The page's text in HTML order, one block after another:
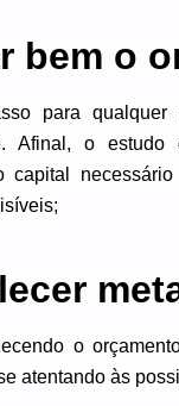
bem o
para
Afinal, o
capital
o
atentando às